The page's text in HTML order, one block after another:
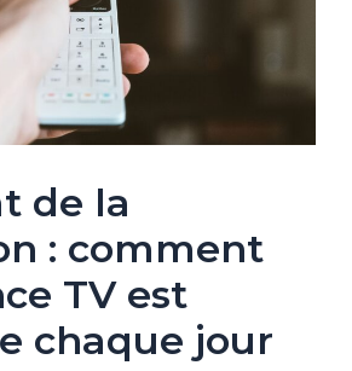
de la
: comment
TV est
chaque jour